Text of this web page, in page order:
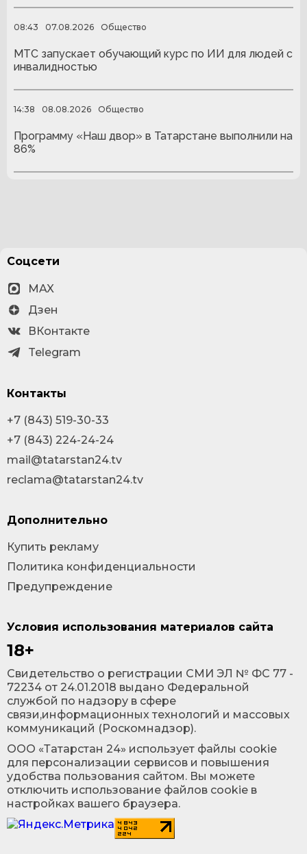
08:43 07.08.2026 Общество
МТС запускает обучающий курс по ИИ для людей с
инвалидностью
14:38 08.08.2026 Общество
Программу «Наш двор» в Татарстане выполнили на
86%
Условия использования материалов сайта
18+
Cвидетельство о регистрации СМИ ЭЛ № ФС 77 -
72234 от 24.01.2018 выдано Федеральной
службой по надзору в сфере
связи,информационных технологий и массовых
коммуникаций (Роскомнадзор).
ООО «Татарстан 24» использует файлы cookie
для персонализации сервисов и повышения
удобства пользования сайтом. Вы можете
отключить использование файлов cookie в
настройках вашего браузера.
Соцсети
MAX
Дзен
ВКонтакте
Telegram
Контакты
+7 (843) 519-30-33
+7 (843) 224-24-24
mail@tatarstan24.tv
reclama@tatarstan24.tv
Дополнительно
Купить рекламу
Политика конфиденциальности
Предупреждение